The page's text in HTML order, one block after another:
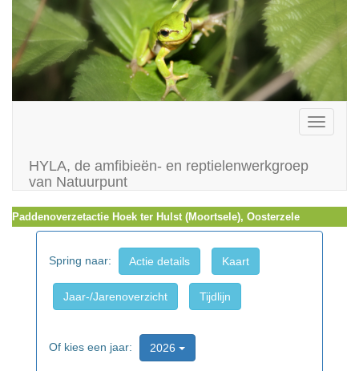
Toggle
HYLA, de amfibieën- en reptielenwerkgroep
van Natuurpunt
Paddenoverzetactie Hoek ter Hulst (Moortsele), Oosterzele
Spring naar: Actie details Kaart
Jaar-/Jarenoverzicht Tijdlijn
Of kies een jaar: 2026